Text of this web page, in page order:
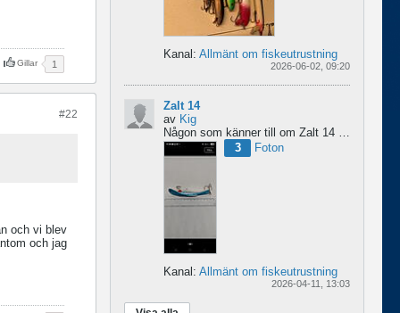
Gillar 1
#22
och vi blev
och jag
Kanal: Allmänt om fiskeutrustning
2026-06-02, 09:20
Zalt 14
av Kig
Någon som känner till om Zalt 14 någongång tillverkats med fenor?
3
Foton
Kanal: Allmänt om fiskeutrustning
2026-04-11, 13:03